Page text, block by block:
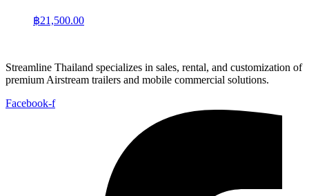
฿21,500.00
Streamline Thailand specializes in sales, rental, and customization of
premium Airstream trailers and mobile commercial solutions.
Facebook-f